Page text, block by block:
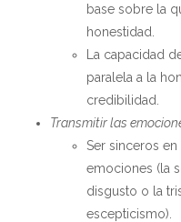
base sobre la
honestidad.
La capacidad
paralela a la
credibilidad.
Transmitir las
Ser sinceros
emociones (la
disgusto o la
escepticismo).